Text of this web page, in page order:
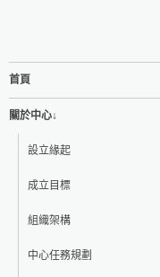
首頁
關於中心↓
設立緣起
成立目標
組織架構
中心任務規劃